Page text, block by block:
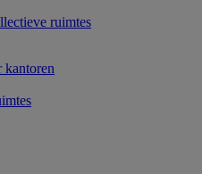
ruimtes
kantoren